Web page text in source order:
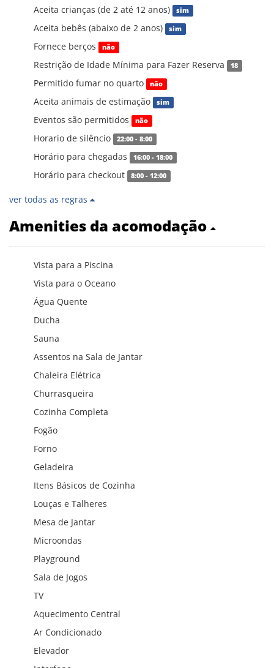
Aceita crianças (de 2 até 12 anos) sim
Aceita bebês (abaixo de 2 anos) sim
Fornece berços não
Restrição de Idade Mínima para Fazer Reserva 18
Permitido fumar no quarto não
Aceita animais de estimação sim
Eventos são permitidos não
Horario de silêncio 22:00 - 8:00
Horário para chegadas 16:00 - 18:00
Horário para checkout 8:00 - 12:00
ver todas as regras
Amenities da acomodação
Vista para a Piscina
Vista para o Oceano
Água Quente
Ducha
Sauna
Assentos na Sala de Jantar
Chaleira Elétrica
Churrasqueira
Cozinha Completa
Fogão
Forno
Geladeira
Itens Básicos de Cozinha
Louças e Talheres
Mesa de Jantar
Microondas
Playground
Sala de Jogos
TV
Aquecimento Central
Ar Condicionado
Elevador